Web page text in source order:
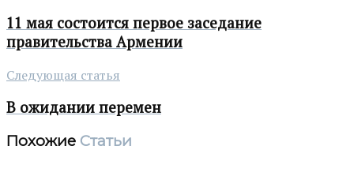
11 мая состоится первое заседание
правительства Армении
Следующая статья
В ожидании перемен
Похожие Статьи